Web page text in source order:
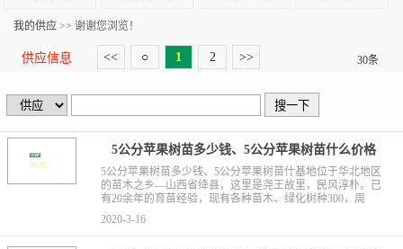
我的供应 >> 谢谢您浏览！
供应信息 << ○ 1 2 >> 30条
5公分苹果树苗多少钱、5公分苹果树苗什么价格
5公分苹果树苗多少钱、5公分苹果树苗什基地位于华北地区
的苗木之乡—山西省绛县，这里是尧王故里，民风淳朴。已
有20余年的育苗经验，现有各种苗木、绿化树种300，周
2020-3-16